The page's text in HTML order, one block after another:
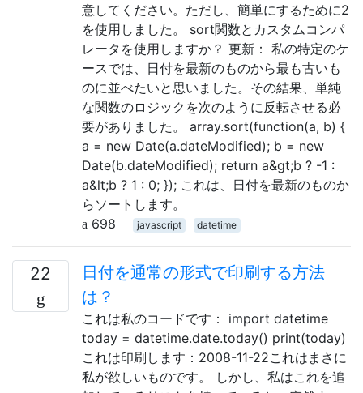
意してください。ただし、簡単にするために2
を使用しました。 sort関数とカスタムコンパ
レータを使用しますか？ 更新： 私の特定のケ
ースでは、日付を最新のものから最も古いも
のに並べたいと思いました。その結果、単純
な関数のロジックを次のように反転させる必
要がありました。 array.sort(function(a, b) {
a = new Date(a.dateModified); b = new
Date(b.dateModified); return a&gt;b ? -1 :
a&lt;b ? 1 : 0; }); これは、日付を最新のものか
らソートします。
698
javascript datetime
22
日付を通常の形式で印刷する方法
は？
これは私のコードです： import datetime
today = datetime.date.today() print(today)
これは印刷します：2008-11-22これはまさに
私が欲しいものです。 しかし、私はこれを追